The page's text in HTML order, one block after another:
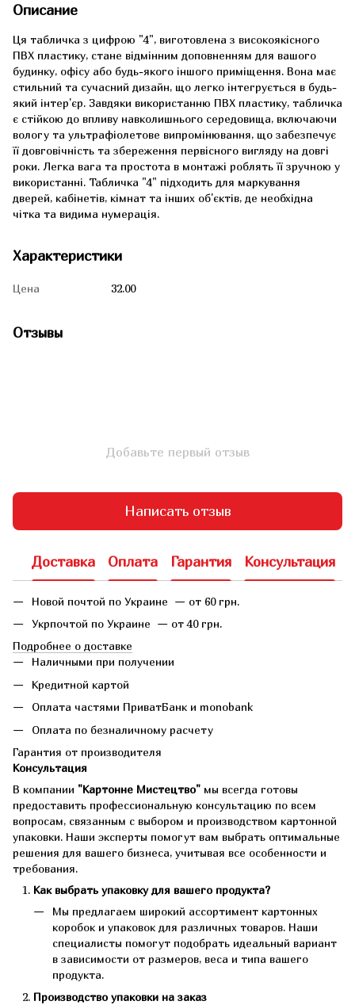
Описание
Ця табличка з цифрою "4", виготовлена з високоякісного
ПВХ пластику, стане відмінним доповненням для вашого
будинку, офісу або будь-якого іншого приміщення. Вона має
стильний та сучасний дизайн, що легко інтегрується в будь-
який інтер'єр. Завдяки використанню ПВХ пластику, табличка
є стійкою до впливу навколишнього середовища, включаючи
вологу та ультрафіолетове випромінювання, що забезпечує
її довговічність та збереження первісного вигляду на довгі
роки. Легка вага та простота в монтажі роблять її зручною у
використанні. Табличка "4" підходить для маркування
дверей, кабінетів, кімнат та інших об'єктів, де необхідна
чітка та видима нумерація.
Характеристики
Цена 32.00
Отзывы
Добавьте первый отзыв
Написать отзыв
Доставка Оплата Гарантия Консультация
Новой почтой по Украине — от 60 грн.
Укрпочтой по Украине — от 40 грн.
Подробнее о доставке
Наличными при получении
Кредитной картой
Оплата частями ПриватБанк и monobank
Оплата по безналичному расчету
Гарантия от производителя
Консультация
В компании "Картонне Мистецтво" мы всегда готовы
предоставить профессиональную консультацию по всем
вопросам, связанным с выбором и производством картонной
упаковки. Наши эксперты помогут вам выбрать оптимальные
решения для вашего бизнеса, учитывая все особенности и
требования.
Как выбрать упаковку для вашего продукта?
Мы предлагаем широкий ассортимент картонных
коробок и упаковок для различных товаров. Наши
специалисты помогут подобрать идеальный вариант
в зависимости от размеров, веса и типа вашего
продукта.
Производство упаковки на заказ